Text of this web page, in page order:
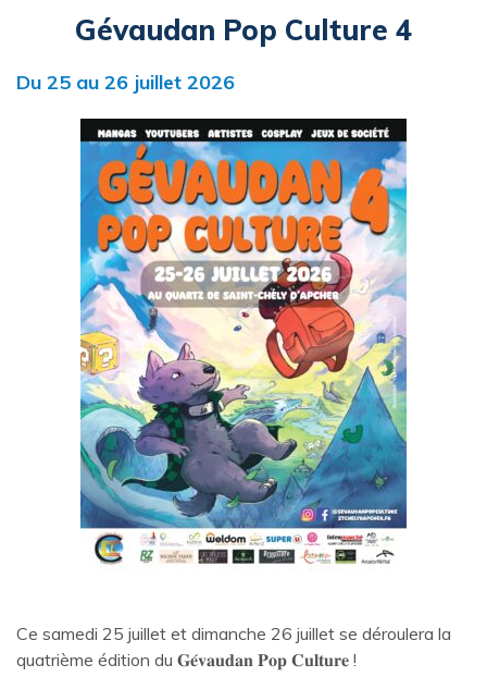
Gévaudan Pop Culture 4
Du 25 au 26 juillet 2026
Ce samedi 25 juillet et dimanche 26 juillet se déroulera la
quatrième édition du 𝐆𝐞́𝐯𝐚𝐮𝐝𝐚𝐧 𝐏𝐨𝐩 𝐂𝐮𝐥𝐭𝐮𝐫𝐞 !